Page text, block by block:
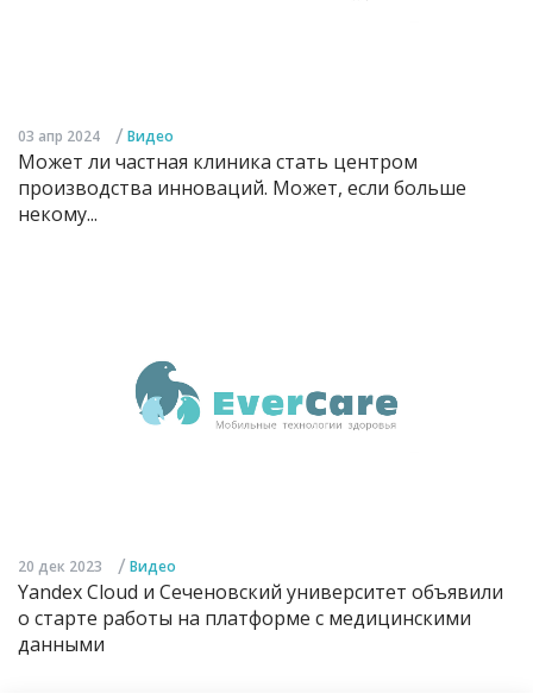
03 апр 2024 / Видео
Может ли частная клиника стать центром
производства инноваций. Может, если больше
некому...
20 дек 2023 / Видео
Yandex Cloud и Сеченовский университет объявили
о старте работы на платформе с медицинскими
данными